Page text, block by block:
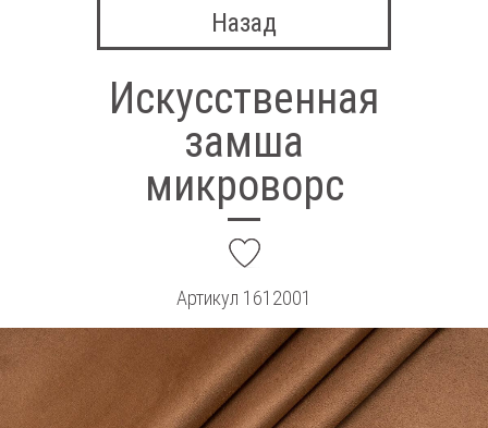
Назад
Искусственная
замша
микроворс
Артикул 1612001